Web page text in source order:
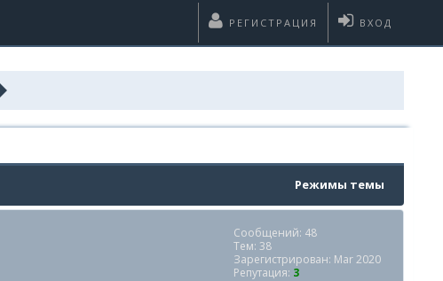
ВХОД
РЕГИСТРАЦИЯ
Режимы темы
Сообщений: 48
Тем: 38
Зарегистрирован: Mar 2020
Репутация: 3